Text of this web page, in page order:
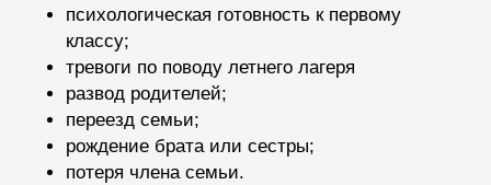
психологическая готовность к первому
классу;
тревоги по поводу летнего лагеря
развод родителей;
переезд семьи;
рождение брата или сестры;
потеря члена семьи.